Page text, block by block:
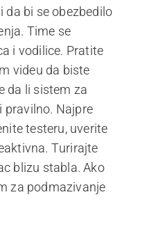
da bi se obezbedilo
Time se
i vodilice. Pratite
videu da biste
da li sistem za
pravilno. Najpre
testeru, uverite
Turirajte
blizu stabla. Ako
za podmazivanje